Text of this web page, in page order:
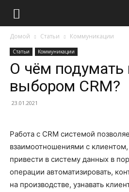
Домой Статьи Коммуникации
Статьи Коммуникации
О чём подумать
выбором CRM?
23.01.2021
Работа с CRM системой
взаимоотношениями с
привести в систему данных в
операции автоматизировать,
на производстве, узнавать